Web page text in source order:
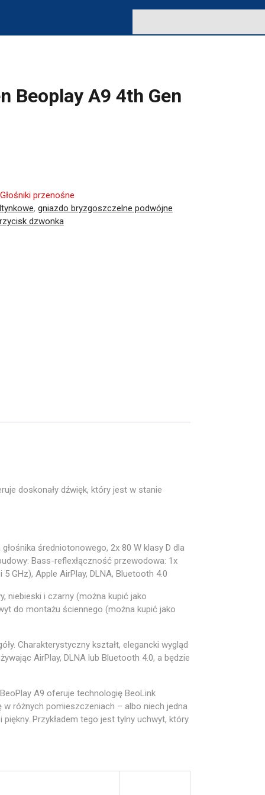
Beoplay A9 4th Gen
Głośniki przenośne
, gniazdo bryzgoszczelne podwójne
dzwonka
doskonały dźwięk, który jest w stanie
średniotonowego, 2x 80 W klasy D dla
Bass-reflexłączność przewodowa: 1x
GHz), Apple AirPlay, DLNA, Bluetooth 4.0
niebieski i czarny (można kupić jako
do montażu ściennego (można kupić jako
Charakterystyczny kształt, elegancki wygląd
AirPlay, DLNA lub Bluetooth 4.0, a będzie
A9 oferuje technologię BeoLink
w różnych pomieszczeniach – albo niech jedna
Przykładem tego jest tylny uchwyt, który